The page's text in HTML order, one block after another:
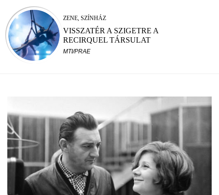
ZENE, SZÍNHÁZ
VISSZATÉR A SZIGETRE A
RECIRQUEL TÁRSULAT
MTI/PRAE